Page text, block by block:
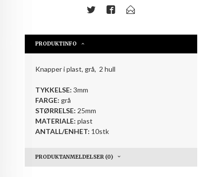
PRODUKTINFO
Knapper i plast, grå, 2 hull
TYKKELSE:3mm
FARGE: grå
STØRRELSE: 25mm
MATERIALE: plast
ANTALL/ENHET: 10stk
PRODUKTANMELDELSER (0)